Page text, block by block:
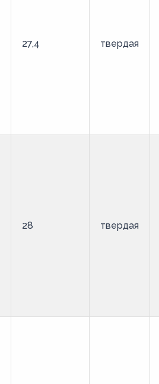
27,4 твердая
28 твердая